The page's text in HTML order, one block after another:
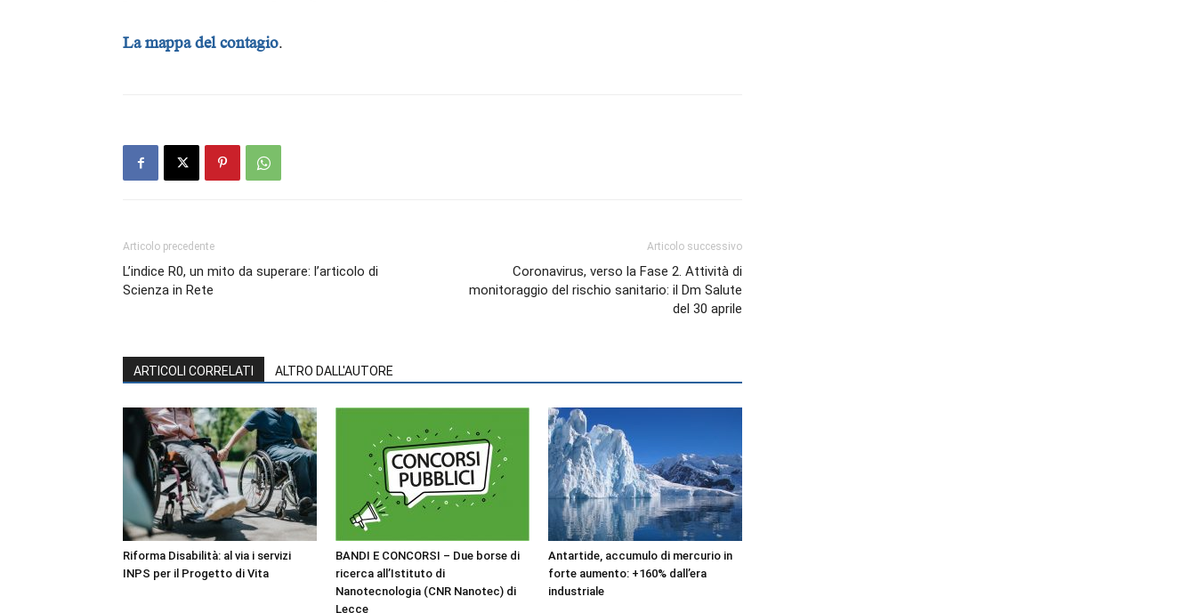
La mappa del contagio.
Articolo precedente
L’indice R0, un mito da superare: l’articolo di
Scienza in Rete
Articolo successivo
Coronavirus, verso la Fase 2. Attività di
monitoraggio del rischio sanitario: il Dm Salute
del 30 aprile
ARTICOLI CORRELATI ALTRO DALL'AUTORE
Riforma Disabilità: al via i servizi
INPS per il Progetto di Vita
BANDI E CONCORSI – Due borse di
ricerca all’Istituto di
Nanotecnologia (CNR Nanotec) di
Lecce
Antartide, accumulo di mercurio in
forte aumento: +160% dall’era
industriale